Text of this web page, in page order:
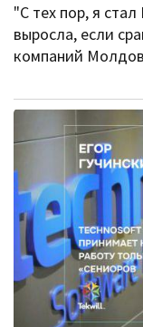
"С тех пор, я
выросла, если
компаний